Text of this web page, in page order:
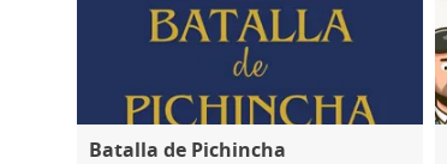
Batalla de Pichincha